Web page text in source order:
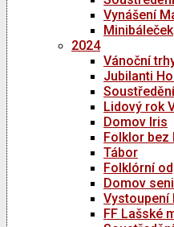
Vynášení
Minibáleček
2024
Vánoční
Jubilanti
Lidový rok
Domov Iris
Folklor bez
Tábor
Folklórní
Domov
Vystoupení
FF Lašské